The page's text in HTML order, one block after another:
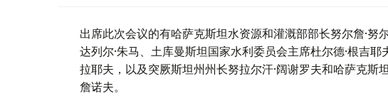
出席此次会议的有哈萨克斯坦水资源和灌溉部部长努尔詹·努
达列尔·朱马、土库曼斯坦国家水利委员会主席杜尔德·根吉
拉耶夫，以及突厥斯坦州州长努拉尔汗·阔谢罗夫和哈萨克斯
詹诺夫。